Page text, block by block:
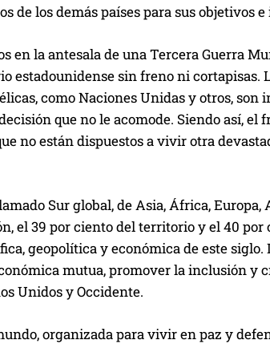
de los demás países para sus objetivos e
la antesala de una Tercera Guerra
estadounidense sin freno ni cortapisas.
como Naciones Unidas y otros, son
que no le acomode. Siendo así, el
no están dispuestos a vivir otra
Sur global, de Asia, África,
el 39 por ciento del territorio y el 40
geopolítica y económica de este siglo.
mutua, promover la inclusión y
Unidos y Occidente.
organizada para vivir en paz y